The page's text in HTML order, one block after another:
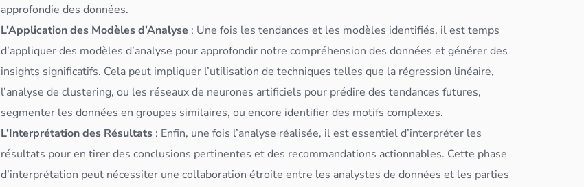
approfondie desdonnées.
L’Applicationdes Modèles d’Analyse : Une fois les tendances et les modèles identifiés, il est temps
d’appliquer des modèles d’analyse pour approfondir notre compréhension desdonnées et générer des
insights significatifs. Cela peut impliquer l’utilisation de techniques telles que la régression linéaire,
l’analyse declustering, ou les réseaux de neurones artificiels pour prédire des tendances futures,
segmenter lesdonnées en groupes similaires, ou encore identifier des motifs complexes.
L’Interprétation des Résultats : Enfin, une fois l’analyse réalisée, il est essentiel d’interpréter les
résultats pour en tirer des conclusions pertinentes et des recommandations actionnables. Cette phase
d’interprétation peut nécessiter une collaboration étroite entre les analystes dedonnées et les parties